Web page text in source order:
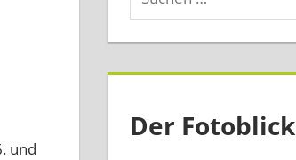
und
nach:
Der Fotoblick